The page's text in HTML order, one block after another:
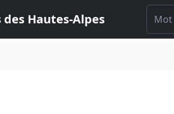
Hautes-Alpes